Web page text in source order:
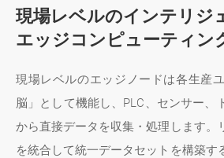
現場レベルのインテリジ
エッジコンピューティン
現場レベルのエッジノードは各生産
脳」として機能し、PLC、センサー、
から直接データを収集・処理します。
を統合して統一データセットを構築す